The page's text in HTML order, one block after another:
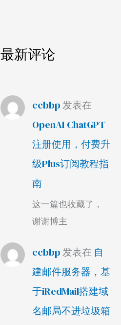
最新评论
ccbbp发表在
OpenAI ChatGPT
注册使用，付费升
级Plus订阅教程指
南
这一篇也收藏了，
谢谢博主
ccbbp发表在 自
建邮件服务器，基
于iRedMail搭建域
名邮局不进垃圾箱